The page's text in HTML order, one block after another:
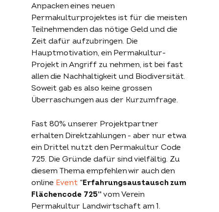
Anpacken eines neuen
Permakulturprojektes ist für die meisten
Teilnehmenden das nötige Geld und die
Zeit dafür aufzubringen. Die
Hauptmotivation, ein Permakultur-
Projekt in Angriff zu nehmen, ist bei fast
allen die Nachhaltigkeit und Biodiversität.
Soweit gab es also keine grossen
Überraschungen aus der Kurzumfrage.
Fast 80% unserer Projektpartner
erhalten Direktzahlungen - aber nur etwa
ein Drittel nutzt den Permakultur Code
725. Die Gründe dafür sind vielfältig. Zu
diesem Thema empfehlen wir auch den
online Event “Erfahrungsaustausch zum
Flächencode 725” vom Verein
Permakultur Landwirtschaft am 1.